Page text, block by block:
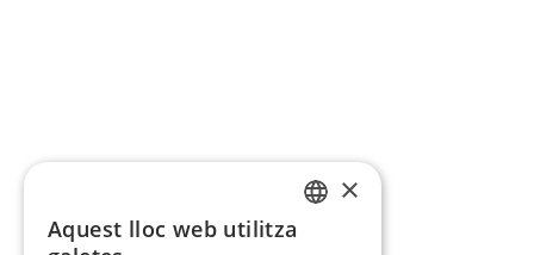
×
Aquest lloc web utilitza